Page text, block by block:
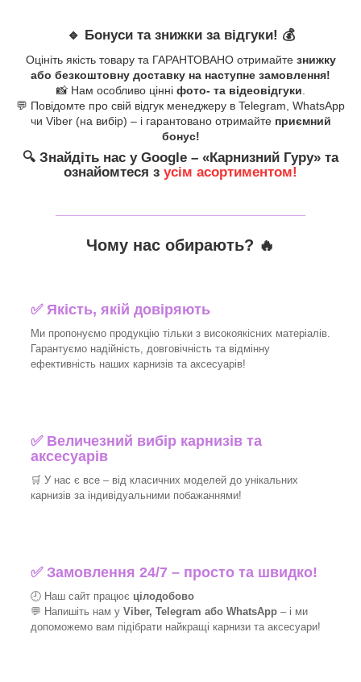
🔹 Бонуси та знижки за відгуки! 💰
Оцініть якість товару та ГАРАНТОВАНО отримайте знижку
або безкоштовну доставку на наступне замовлення!
📸 Нам особливо цінні фото- та відеовідгуки.
💬 Повідомте про свій відгук менеджеру в Telegram, WhatsApp
чи Viber (на вибір) – і гарантовано отримайте приємний
бонус!
🔍 Знайдіть нас у Google – «Карнизний Гуру» та
ознайомтеся з усім асортиментом!
Чому нас обирають? 🔥
✅Якість, якій довіряють
Ми пропонуємо продукцію тільки з високоякісних матеріалів.
Гарантуємо надійність, довговічність та відмінну
ефективність наших карнизів та аксесуарів!​
✅ Величезний вибір карнизів та
аксесуарів
🛒 У нас є все – від класичних моделей до унікальних
карнизів за індивідуальними побажаннями!​
✅Замовлення 24/7 – просто та швидко!
🕘 Наш сайт працює цілодобово
💬 Напишіть нам у Viber, Telegram або WhatsApp – і ми
допоможемо вам підібрати найкращі карнизи та аксесуари!